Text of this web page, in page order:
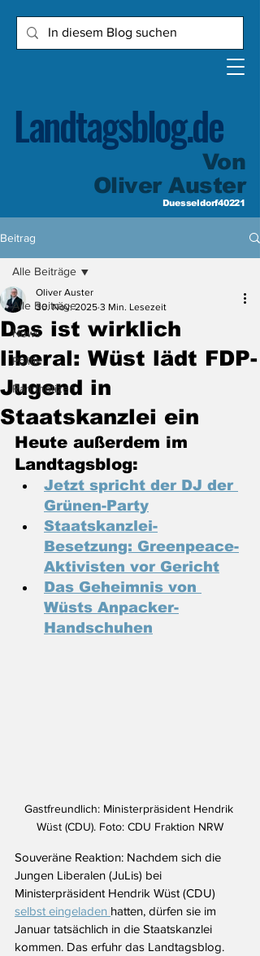
Landtagsblog.de
Von
Oliver Auster
Duesseldorf40221
Beitrag
Alle Beiträge
News
Politik
Randnotizen
Alle Beiträge
Das ist wirklich
liberal: Wüst lädt FDP-
Jugend in
Staatskanzlei ein
Oliver Auster
30. Nov. 2025 3 Min. Lesezeit
Heute außerdem im
Landtagsblog:
Jetzt spricht der DJ der
Grünen-Party
Staatskanzlei-
Besetzung: Greenpeace-
Aktivisten vor Gericht
Das Geheimnis von
Wüsts Anpacker-
Handschuhen
Gastfreundlich: Ministerpräsident Hendrik
Wüst (CDU). Foto: CDU Fraktion NRW
Souveräne Reaktion: Nachdem sich die
Jungen Liberalen (JuLis) bei
Ministerpräsident Hendrik Wüst (CDU)
selbst eingeladen hatten, dürfen sie im
Januar tatsächlich in die Staatskanzlei
kommen. Das erfuhr das Landtagsblog.